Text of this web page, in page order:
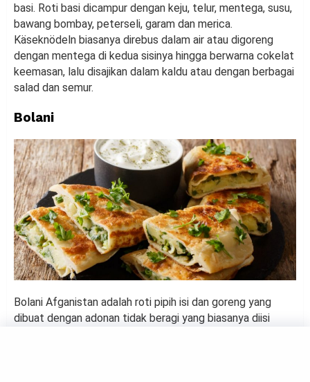
basi. Roti basi dicampur dengan keju, telur, mentega, susu,
bawang bombay, peterseli, garam dan merica.
Käseknödeln biasanya direbus dalam air atau digoreng
dengan mentega di kedua sisinya hingga berwarna cokelat
keemasan, lalu disajikan dalam kaldu atau dengan berbagai
salad dan semur.
Bolani
Bolani Afganistan adalah roti pipih isi dan goreng yang
dibuat dengan adonan tidak beragi yang biasanya diisi